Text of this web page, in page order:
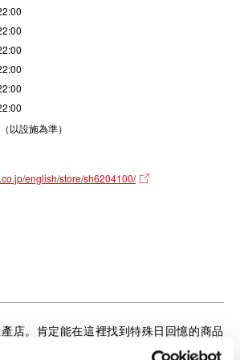
以設施為準）
english/store/sh6204100/
店。肯定能在這裡找到特殊日回憶的商品
此外，在店面裡亦販售冰淇淋以及